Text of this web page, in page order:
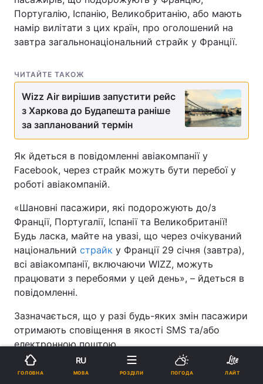
Португалію, Іспанію, Великобританію, або мають
намір вилітати з цих країн, про оголошений на
завтра загальнонаціональний страйк у Франції.
ЧИТАЙТЕ ТАКОЖ
Wizz Air вирішив запустити рейс
з Харкова до Будапешта раніше
за запланований термін
Як йдеться в повідомленні авіакомпанії у
Facebook, через страйк можуть бути перебої у
роботі авіакомпаній.
«Шановні пасажири, які подорожують до/з
Франції, Португалії, Іспанії та Великобританії!
Будь ласка, майте на увазі, що через очікуваний
національний страйк у Франції 29 січня (завтра),
всі авіакомпанії, включаючи WIZZ, можуть
працювати з перебоями у цей день», – йдеться в
повідомленні.
Зазначається, що у разі будь-яких змін пасажири
отримають сповіщення в якості SMS та/або
електронною поштою.
«Але ми наполегливо рекомендуємо також
ГОЛОВНА
RU
МОВА РОЗДІЛИ ПОГОДА ЛАЙТ